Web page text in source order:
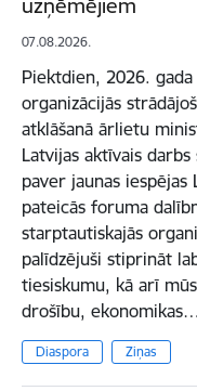
uzņēmējiem
07.08.2026.
Piektdien, 2026.
organizācijās
atklāšanā ārlietu
Latvijas aktīvais
paver jaunas
pateicās foruma
starptautiskajās
palīdzējuši stiprināt
tiesiskumu, kā arī
drošību, ekonomikas…
Diaspora Ziņas